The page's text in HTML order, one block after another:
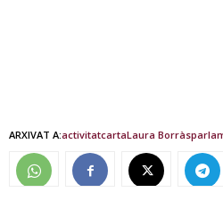
ARXIVAT A:activitatcartaLaura Borràs